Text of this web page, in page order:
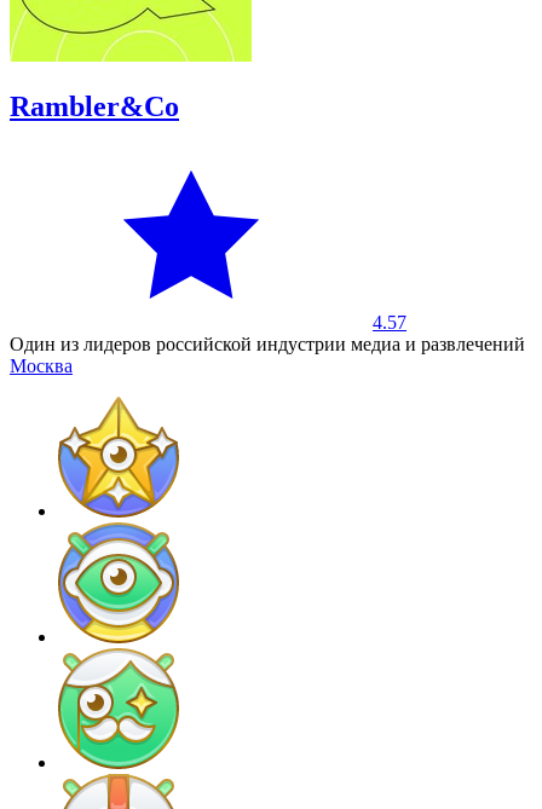
Rambler&Co
4.57
Один из лидеров российской индустрии медиа и развлечений
Москва